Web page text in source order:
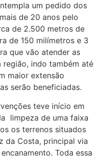
um pedido dos
de 20 anos pelo
de 2.500 metros de
de 150 milímetros e 3
que vão atender as
região, indo também até
maior extensão
serão beneficiadas.
teve início em
limpeza de uma faixa
os terrenos situados
da Costa, principal via
Toda essa